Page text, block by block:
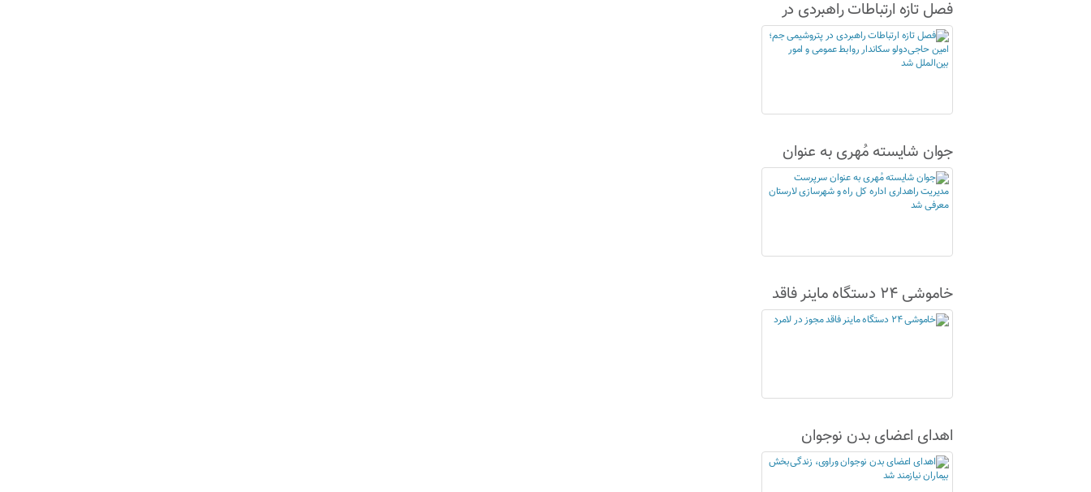
فصل تازه ارتباطات راهبردی در
پتروشیمی جم؛ امین حاجی‌دولو
سکاندار روابط عمومی و امور
جوان شایسته مُهری به عنوان
سرپرست مدیریت راهداری اداره
کل راه و شهرسازی لارستان
خاموشی ۲۴ دستگاه ماینر فاقد
مجوز در لامرد
اهدای اعضای بدن نوجوان
وراوی، زندگی‌بخش بیماران
نیازمند شد